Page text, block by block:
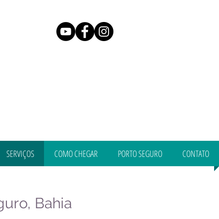
SERVIÇOS COMO CHEGAR PORTO SEGURO CONTATO
Bahia